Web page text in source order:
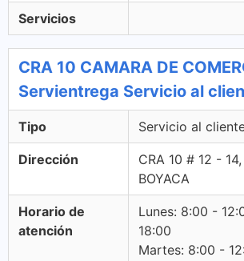
Servicios
CRA 10 CAMARA DE
Servientrega Servicio al
Tipo Servicio al
Dirección
CRA 10 # 12 -
BOYACA
Horario de
atención
Lunes: 8:00 -
18:00
Martes: 8:00 -